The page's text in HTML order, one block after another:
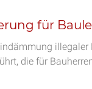
für
die für